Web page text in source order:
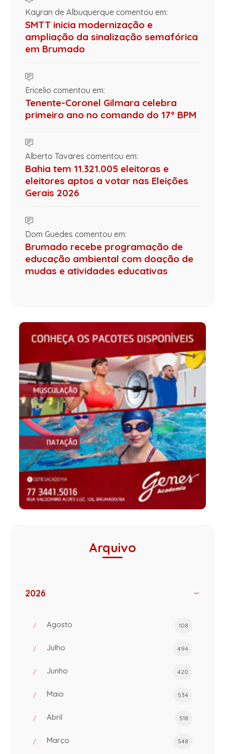
Kayran de Albuquerque comentou em:
SMTT inicia modernização e
ampliação da sinalização semafórica
em Brumado
Ericelio comentou em:
Tenente-Coronel Gilmara celebra
primeiro ano no comando do 17º BPM
Alberto Tavares comentou em:
Bahia tem 11.321.005 eleitoras e
eleitores aptos a votar nas Eleições
Gerais 2026
Dom Guedes comentou em:
Brumado recebe programação de
educação ambiental com doação de
mudas e atividades educativas
Arquivo
2026
Agosto 108
Julho 494
Junho 420
Maio 534
Abril 518
Março 548